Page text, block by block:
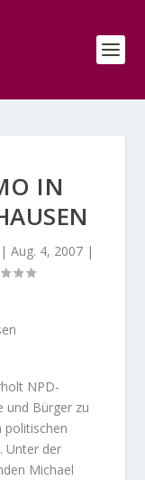
IN
| Aug. 4, 2007 |
NPD-
und Bürger zu
politischen
Unter der
Michael